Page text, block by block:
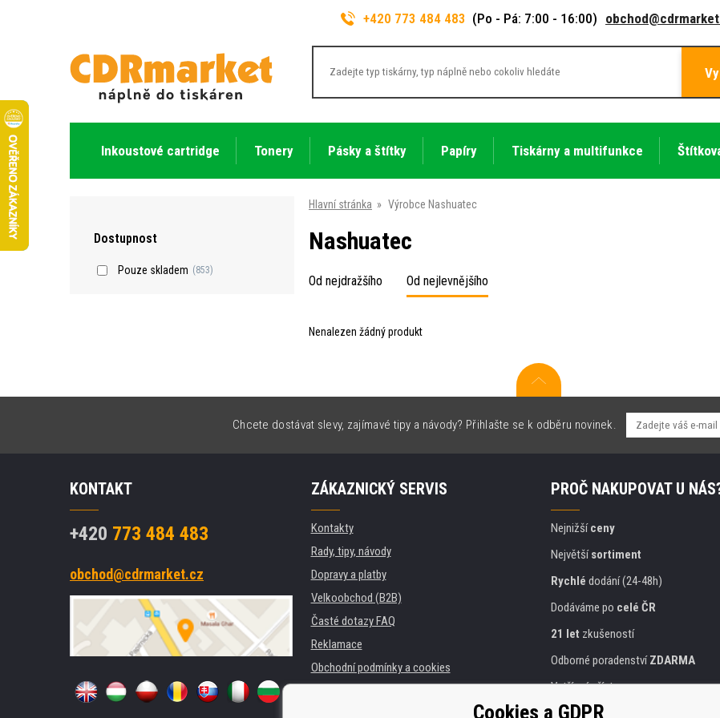
+420 773 484 483 (Po - Pá: 7:00 - 16:00)
Inkoustové cartridge Tonery Pásky a štítky Papíry Tiskárny a multifunkce
Dostupnost
Pouze skladem (853)
Hlavní stránka » Výrobce Nashuatec
Nashuatec
Od nejdražšího Od nejlevnějšího
Nenalezen žádný produkt
Chcete dostávat slevy, zajímavé tipy a návody? Přihlašte se k odběru novinek.
KONTAKT
+420 773 484 483
obchod@cdrmarket.cz
ZÁKAZNICKÝ SERVIS
Kontakty
Rady, tipy, návody
Dopravy a platby
Velkoobchod (B2B)
Časté dotazy FAQ
Reklamace
Obchodní podmínky a cookies
PROČ NAKUPOVAT U
Nejnižšíceny
Největšísortiment
Rychlé dodání (24-48h)
Dodáváme po celé ČR
21 let zkušeností
Odborné poradenstvíZDARMA
Vstřícný přístup
Zlatýcertifikát
Cookies a GDPR